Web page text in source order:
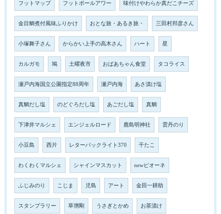
フットマップ フットボールアワー 味付けやわらか真だこチーズ
金目鯛煮付風味ふりかけ おとな旅・あるき旅・ 三田村邦彦さん
小塚舞子さん からかい上手の高木さん ハート 星
カルガモ 鳩 土曜夜市 おばあちゃん食堂 タコライス
瀬戸内海国立公園指定88周年 瀬戸内海 あさ漬け塩
真鯛だし塩 のどぐろだし塩 あごだし塩 真鯛
下津井マルシェ エンジェルロード 鹿島明神社 雲丹のり
小豆島 西片 レターパックライト370 干たこ
わくわくマルシェ シャインマスカット newピオーネ
ふじみのり こじま 児島 アート 金田一耕助
スタンプラリー 草彅剛 うさぎとかめ お茶漬け